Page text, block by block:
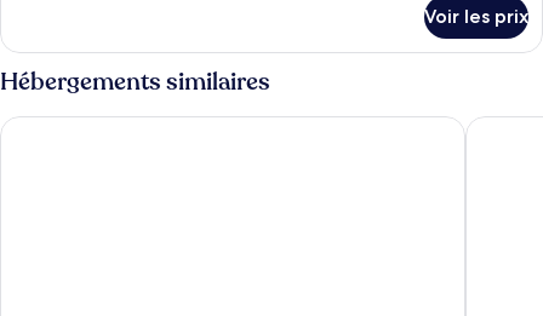
le
type
de
chambre
Chambre
Voir les prix
Hébergements similaires
Pilot Airport Hotel Scandic